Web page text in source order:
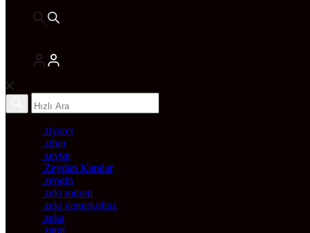
ziyaret
zihin
zeytin
Zeydan Karalar
zengin
zeki müren
zeki demirkubuz
zeka
zarar